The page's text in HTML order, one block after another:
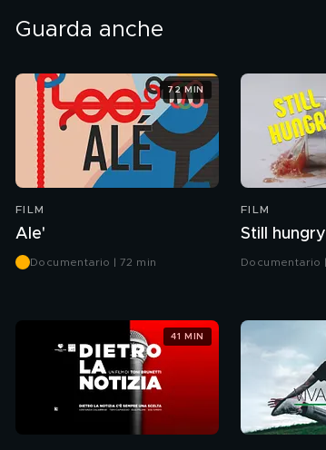
Guarda anche
FILM
Ale'
Documentario | 72 min
72 MIN
FILM
Still hungry
Documentario |
41 MIN